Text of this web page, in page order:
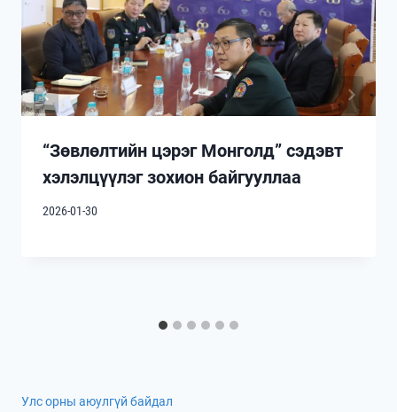
“Зөвлөлтийн цэрэг Монголд” сэдэвт
хэлэлцүүлэг зохион байгууллаа
2026-01-30
Улс орны аюулгүй байдал